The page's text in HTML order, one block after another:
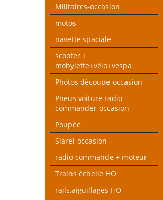
Militaires-occasion
motos
navette spaciale
scooter +
mobylette+vélo+vespa
Photos découpe-occasion
Pneus voiture radio
commander-occasion
Poupée
Siarel-occasion
radio commande + moteur
Trains échelle HO
rails,aiguillages HO